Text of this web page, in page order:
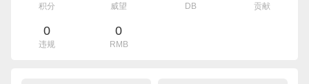
积分 威望 DB 贡献
0
违规
0
RMB